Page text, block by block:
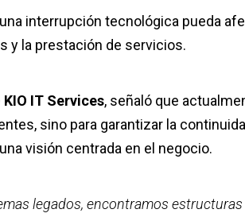
interrupción tecnológica pueda
y la prestación de servicios.
KIO IT Services, señaló que
sino para garantizar la
visión centrada en el negocio.
legados, encontramos